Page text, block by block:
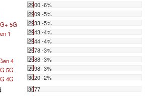
2900 -6%
2909 -5%
5G
2933 -5%
1
2943 -4%
2944 -4%
2978 -3%
4
2988 -3%
5G
2998 -3%
4G
3020 -2%
3077